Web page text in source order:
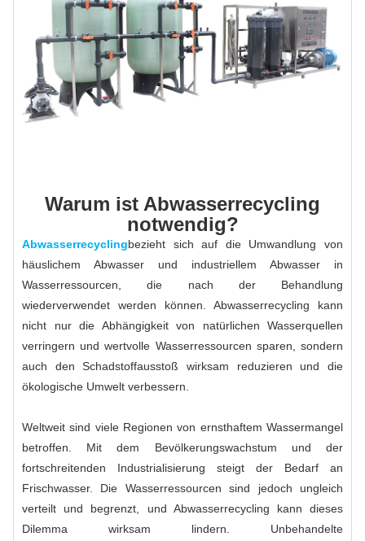
Warum ist Abwasserrecycling
notwendig?
Abwasserrecyclingbezieht sich auf die Umwandlung von
häuslichem Abwasser und industriellem Abwasser in
Wasserressourcen, die nach der Behandlung
wiederverwendet werden können. Abwasserrecycling kann
nicht nur die Abhängigkeit von natürlichen Wasserquellen
verringern und wertvolle Wasserressourcen sparen, sondern
auch den Schadstoffausstoß wirksam reduzieren und die
ökologische Umwelt verbessern.
Weltweit sind viele Regionen von ernsthaftem Wassermangel
betroffen. Mit dem Bevölkerungswachstum und der
fortschreitenden Industrialisierung steigt der Bedarf an
Frischwasser. Die Wasserressourcen sind jedoch ungleich
verteilt und begrenzt, und Abwasserrecycling kann dieses
Dilemma wirksam lindern. Unbehandelte